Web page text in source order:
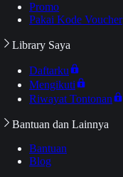
Promo
Pakai Kode Voucher
Library Saya
Daftarku
Mengikuti
Riwayat Tontonan
Bantuan dan Lainnya
Bantuan
Blog